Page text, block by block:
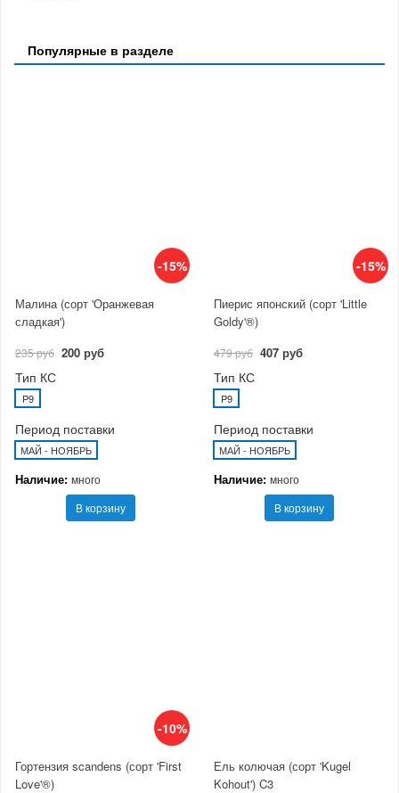
Популярные в разделе
-15%
Малина (сорт 'Оранжевая
сладкая')
235 руб 200 руб
Тип КС
P9
Период поставки
МАЙ - НОЯБРЬ
Наличие: много
В корзину
-15%
Пиерис японский (сорт 'Little
Goldy'®)
479 руб 407 руб
Тип КС
P9
Период поставки
МАЙ - НОЯБРЬ
Наличие: много
В корзину
-10%
Гортензия scandens (сорт 'First
Love'®)
Ель колючая (сорт 'Kugel
Kohout') C3